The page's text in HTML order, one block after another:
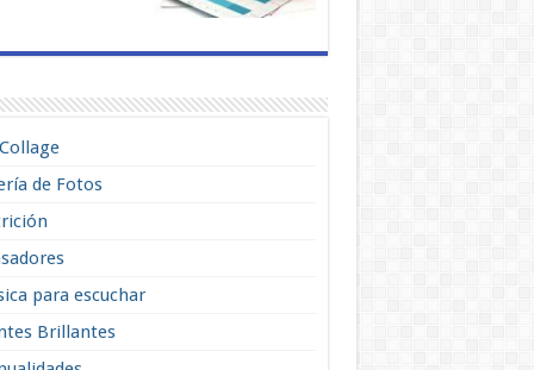
de Fotos
para escuchar
Brillantes